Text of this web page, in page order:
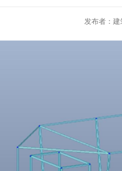
发布者：